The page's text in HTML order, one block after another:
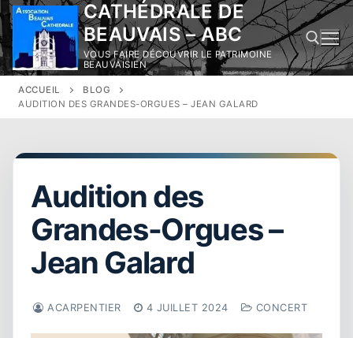
Aller
au
contenu
CATHÉDRALE DE
BEAUVAIS – ABC
VOUS FAIRE DÉCOUVRIR LE PATRIMOINE
BEAUVAISIEN
Rechercher :
ACCUEIL
BLOG
AUDITION DES GRANDES-ORGUES – JEAN GALARD
Audition des
Grandes-Orgues –
Jean Galard
ACARPENTIER 4 JUILLET 2024 CONCERT